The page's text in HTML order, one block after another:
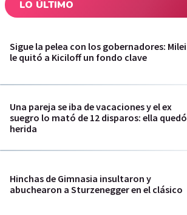
LO ÚLTIMO
Sigue la pelea con los gobernadores: Milei
le quitó a Kiciloff un fondo clave
Una pareja se iba de vacaciones y el ex
suegro lo mató de 12 disparos: ella quedó
herida
Hinchas de Gimnasia insultaron y
abuchearon a Sturzenegger en el clásico